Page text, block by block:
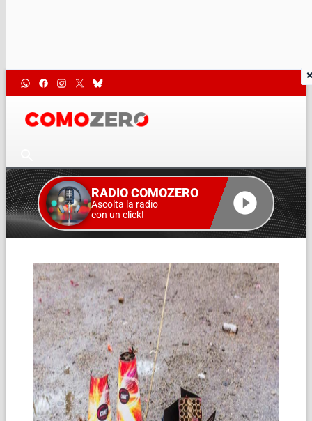
RADIO COMOZERO
Ascolta la radio
con un click!